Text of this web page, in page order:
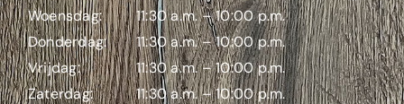
Woensdag:
11:30 a.m. – 10:00 p.m.
Donderdag:
11:30 a.m. – 10:00 p.m.
Vrijdag:
11:30 a.m. – 10:00 p.m.
Zaterdag:
11:30 a.m. – 10:00 p.m.